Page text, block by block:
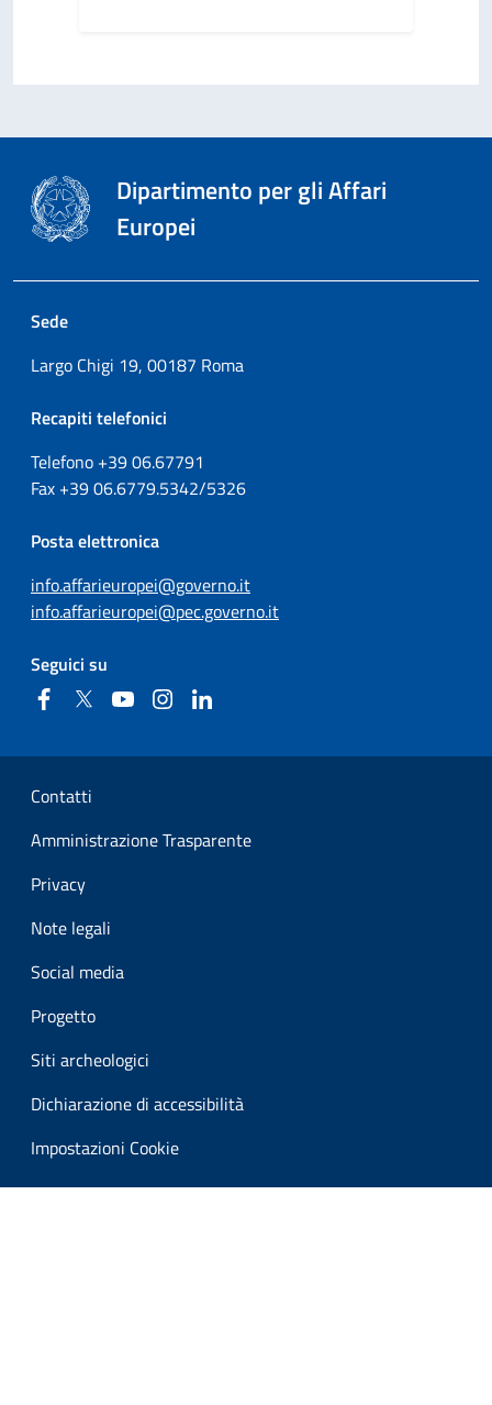
Dipartimento per gli Affari
Europei
Sede
Largo Chigi 19, 00187 Roma
Recapiti telefonici
Telefono +3906.67791
Fax +3906.6779.5342/5326
Posta elettronica
info.affarieuropei@governo.it
info.affarieuropei@pec.governo.it
Seguici su
FacebookTwitter YouTubeInstagram
Sezione Link Utili
Contatti
Amministrazione Trasparente
Privacy
Note legali
Social media
Progetto
Siti archeologici
Dichiarazione di accessibilità
Impostazioni Cookie